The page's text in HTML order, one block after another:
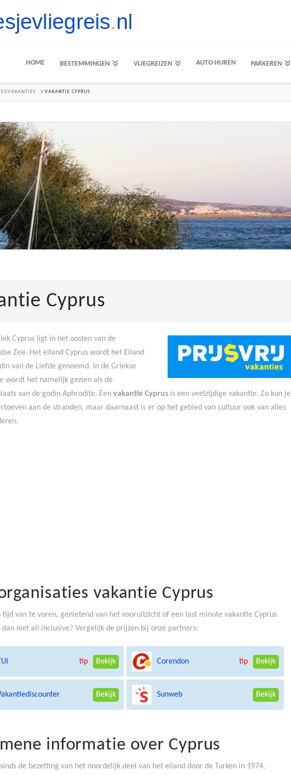
HOME BESTEMMINGEN VLIEGREIZEN AUTO HUREN PARKEREN
VAKANTIE CYPRUS
Cyprus
Cyprus ligt in het oosten van de
Zee. Het eiland Cyprus wordt het Eiland
van de Liefde genoemd. In de Griekse
wordt het namelijk gezien als de
van de godin Aphrodite. Een vakantie Cyprus is een veelzijdige vakantie. Zo kun je
aan de stranden, maar daarnaast is er op het gebied van cultuur ook van alles
vakantie Cyprus
tijd van te voren, genietend van het vooruitzicht of een last minute vakantie Cyprus
dan niet all inclusive? Vergelijk de prijzen bij onze partners:
TUI Bekijk
tip Corendon Bekijk
tip
Bekijk Sunweb Bekijk
informatie over Cyprus
de bezetting van het noordelijk deel van het eiland door de Turken in 1974,